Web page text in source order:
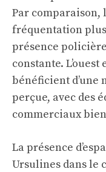
Par
fréquentation
présence
constante.
bénéficient
perçue, avec des
commerciaux
La présence
Ursulines dans le